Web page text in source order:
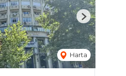
Harta
Next